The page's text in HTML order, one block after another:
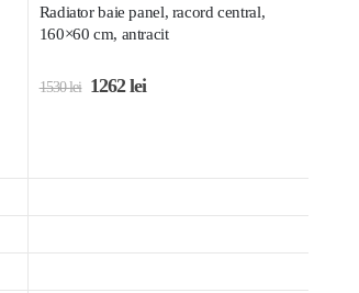
Radiator baie panel, racord central,
160×60 cm, antracit
1530lei 1262lei